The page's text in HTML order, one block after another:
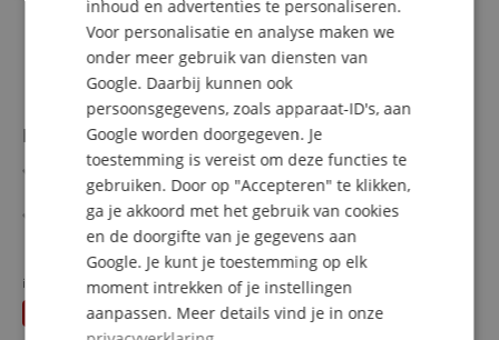
naar-3.5mm kabel en 3.5mm-naar-RCA kabel
Voordeelpakket inclusief tafelfstandaards
M-Audio MTRACK DUO HD Producer Pack
2-in/2-out USB-C-audio-interface voor Mac, PC, iOS en
Android
Audioresolutie met 24 bit/192 kHz
2 combo-ingangen voor microfoon, instrument of line-
niveau
Omschakelbare +48 V fantoomvoeding
Frequentiebereik: 20 Hz - 20 kHz
Inclusief HDH41-koptelefoon, M100-
meer laten zien
155,00 €
Gratis verzenden (NL)
BTW
in plaats van voorheen159€
U bespaart4,00 €
SPANISH
inhoud en advertenties te personaliseren.
Voor personalisatie en analyse maken we
onder meer gebruik van diensten van
Google. Daarbij kunnen ook
persoonsgegevens, zoals apparaat-ID's, aan
Google worden doorgegeven. Je
toestemming is vereist om deze functies te
gebruiken. Door op "Accepteren" te klikken,
ga je akkoord met het gebruik van cookies
en de doorgifte van je gegevens aan
Google. Je kunt je toestemming op elk
moment intrekken of je instellingen
aanpassen. Meer details vind je in onze